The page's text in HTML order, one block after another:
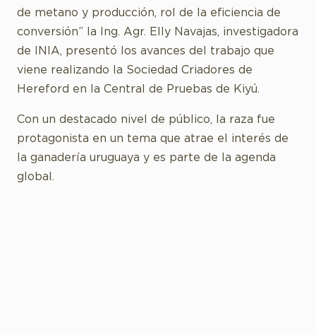
de metano y producción, rol de la eficiencia de
conversión” la Ing. Agr. Elly Navajas, investigadora
de INIA, presentó los avances del trabajo que
viene realizando la Sociedad Criadores de
Hereford en la Central de Pruebas de Kiyú.
Con un destacado nivel de público, la raza fue
protagonista en un tema que atrae el interés de
la ganadería uruguaya y es parte de la agenda
global.